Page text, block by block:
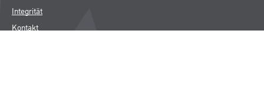
Integrität
Kontakt